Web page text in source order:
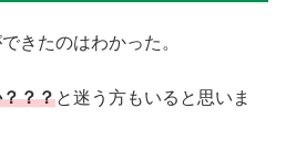
きたのはわかった。
？？と迷う方もいると思いま